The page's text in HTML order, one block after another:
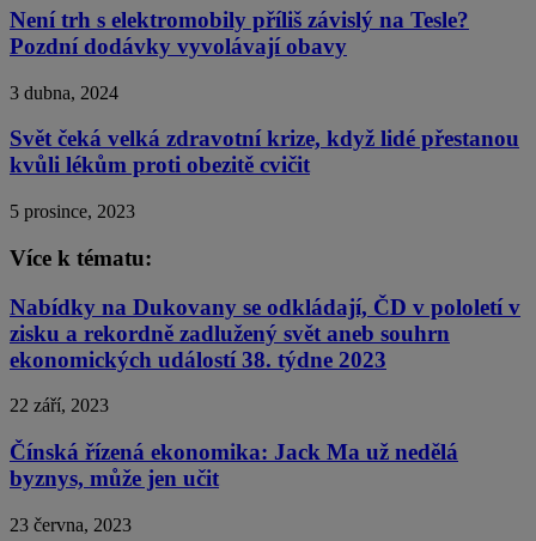
Není trh s elektromobily příliš závislý na Tesle?
Pozdní dodávky vyvolávají obavy
3 dubna, 2024
Svět čeká velká zdravotní krize, když lidé přestanou
kvůli lékům proti obezitě cvičit
5 prosince, 2023
Více k tématu:
Nabídky na Dukovany se odkládají, ČD v pololetí v
zisku a rekordně zadlužený svět aneb souhrn
ekonomických událostí 38. týdne 2023
22 září, 2023
Čínská řízená ekonomika: Jack Ma už nedělá
byznys, může jen učit
23 června, 2023